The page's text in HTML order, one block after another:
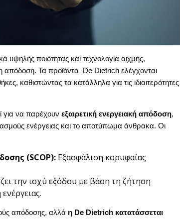
υψηλής ποιότητας και τεχνολογία αιχμής,
απόδοση. Τα προϊόντα De Dietrich ελέγχονται
καθιστώντας τα κατάλληλα για τις ιδιαιτερότητες
για να παρέχουν εξαιρετική ενεργειακή απόδοση,
ενέργειας και το αποτύπωμα άνθρακα. Οι
(SCOP): Εξασφάλιση κορυφαίας
την ισχύ εξόδου με βάση τη ζήτηση
απόδοσης, αλλά η De Dietrich κατατάσσεται